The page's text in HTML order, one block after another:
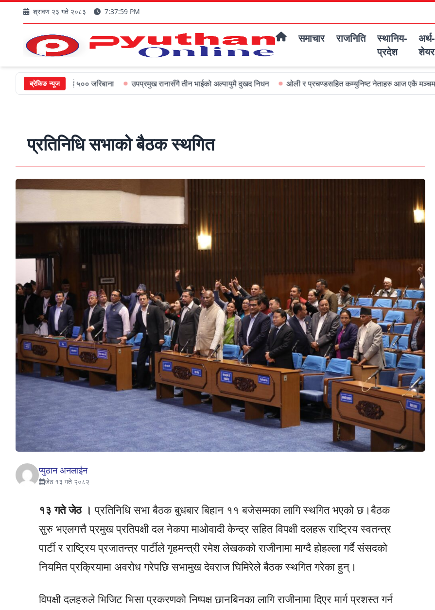
श्रावण २३ गते २०८३ 7:38:01 PM
समाचार राजनिति
स्थानिय-
प्रदेश
अर्थ-
शेयर
ब्रेकिङ न्यूज
५०० जरिबाना उपप्रमुख रानासँगै तीन भाईको अल्पायुमै दुखद निधन ओली र प्रचण्डसहित कम्युनिष्ट नेताहरु आज एकै मञ्चमा जमघट हुदै
प्रतिनिधि सभाको बैठक स्थगित
प्युठान अनलाईन
जेठ १३ गते २०८२
१३ गते जेठ ।प्रतिनिधि सभा बैठक बुधबार बिहान ११ बजेसम्मका लागि स्थगित भएको छ।बैठक
सुरु भएलगत्तै प्रमुख प्रतिपक्षी दल नेकपा माओवादी केन्द्र सहित विपक्षी दलहरू राष्ट्रिय स्वतन्त्र
पार्टी र राष्ट्रिय प्रजातन्त्र पार्टीले गृहमन्त्री रमेश लेखकको राजीनामा माग्दै होहल्ला गर्दै संसदको
नियमित प्रक्रियामा अवरोध गरेपछि सभामुख देवराज घिमिरेले बैठक स्थगित गरेका हुन्।
विपक्षी दलहरुले भिजिट भिसा प्रकरणको निष्पक्ष छानबिनका लागि राजीनामा दिएर मार्ग प्रशस्त गर्न